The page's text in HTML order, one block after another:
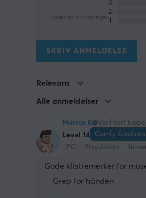
Basert på 4 vurderinger
3
2
1
SKRIV ANMELDELSE
Relevans
Alle anmeldelser
Marcus E
Verifisert
Level 14
Comfy
PC
Playstation
Gode klistremerker for
Grep for hånden